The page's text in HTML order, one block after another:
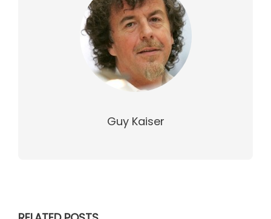
Guy Kaiser